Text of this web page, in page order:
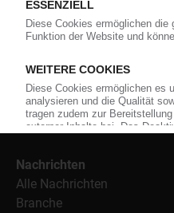
der Berichterstattung ist
Kunststoffe sowie Märkte,
Weiterhin bietet das
Bezugsquellen für den
Informationen wie
Nachrichten
Alle Nachrichten
Branche